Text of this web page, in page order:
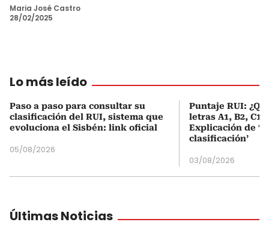
Maria José Castro
28/02/2025
Lo más leído
Paso a paso para consultar su
clasificación del RUI, sistema que
evoluciona el Sisbén: link oficial
05/08/2026
Puntaje RUI:
letras A1, B2, C1
Explicación de
clasificación’
03/08/2026
Últimas Noticias